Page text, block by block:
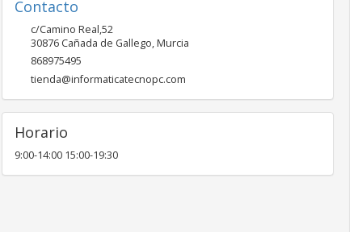
Contacto
c/Camino Real,52
30876 Cañada de Gallego,Murcia
868975495
tienda@informaticatecnopc.com
Horario
9:00-14:00 15:00-19:30